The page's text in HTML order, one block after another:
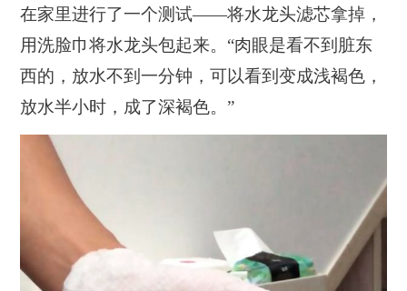
在家里进行了一个测试——将水龙头滤芯拿掉，
用洗脸巾将水龙头包起来。“肉眼是看不到脏东
西的，放水不到一分钟，可以看到变成浅褐色，
放水半小时，成了深褐色。”